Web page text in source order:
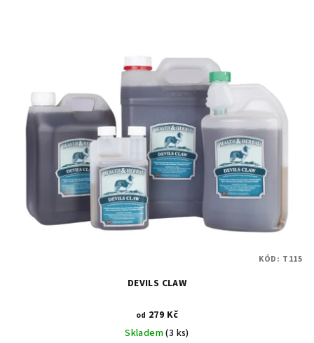
DEVILS CLAW
od 279 Kč
Skladem(3 ks)
KÓD: T115